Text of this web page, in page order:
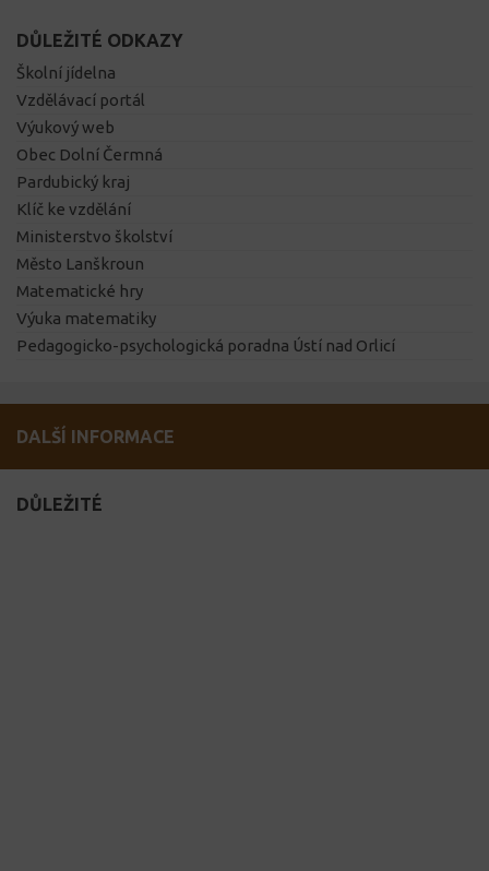
DŮLEŽITÉ ODKAZY
Školní jídelna
Vzdělávací portál
Výukový web
Obec Dolní Čermná
Pardubický kraj
Klíč ke vzdělání
Ministerstvo školství
Město Lanškroun
Matematické hry
Výuka matematiky
Pedagogicko-psychologická poradna Ústí nad Orlicí
DALŠÍ INFORMACE
DŮLEŽITÉ